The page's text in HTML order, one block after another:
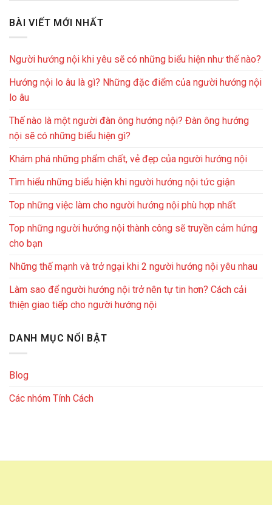
BÀI VIẾT MỚI NHẤT
Người hướng nội khi yêu sẽ có những biểu hiện như thế nào?
Hướng nội lo âu là gì? Những đặc điểm của người hướng nội
lo âu
Thế nào là một người đàn ông hướng nội? Đàn ông hướng
nội sẽ có những biểu hiện gì?
Khám phá những phẩm chất, vẻ đẹp của người hướng nội
Tìm hiểu những biểu hiện khi người hướng nội tức giận
Top những việc làm cho người hướng nội phù hợp nhất
Top những người hướng nội thành công sẽ truyền cảm hứng
cho bạn
Những thế mạnh và trở ngại khi 2 người hướng nội yêu nhau
Làm sao để người hướng nội trở nên tự tin hơn? Cách cải
thiện giao tiếp cho người hướng nội
DANH MỤC NỔI BẬT
Blog
Các nhóm Tính Cách